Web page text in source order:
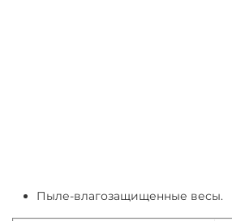
Пыле-влагозащищенные весы.